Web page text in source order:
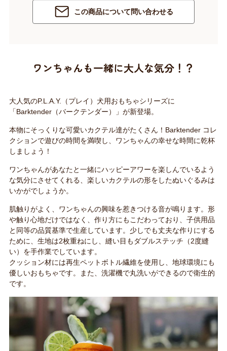
この商品について問い合わせる
ワンちゃんも一緒に大人な気分！？
大人気のP.L.A.Y.（プレイ）犬用おもちゃシリーズに
「Barktender（バークテンダー）」が新登場。
本物にそっくりな可愛いカクテル達がたくさん！Barktender コレ
クションで遊びの時間を満喫し、ワンちゃんの幸せな時間に乾杯
しましょう！
ワンちゃんがあなたと一緒にハッピーアワーを楽しんでいるよう
な気分にさせてくれる、楽しいカクテルの形をしたぬいぐるみは
いかがでしょうか。
肌触りがよく、ワンちゃんの興味を惹きつける音が鳴ります。形
や触り心地だけではなく、作り方にもこだわっており、子供用品
と同等の品質基準で生産しています。少しでも丈夫な作りにする
ために、生地は2枚重ねにし、縫い目もダブルステッチ（2度縫
い）を手作業でしています。
クッション材には再生ペットボトル繊維を使用し、地球環境にも
優しいおもちゃです。また、洗濯機で丸洗いができるので衛生的
です。